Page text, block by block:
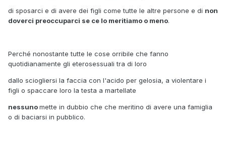
di sposarci e di avere dei figli come tutte le altre persone e di non
doverci preoccuparci se ce lo meritiamo o meno.
Perché nonostante tutte le cose orribile che fanno
quotidianamente gli eterosessuali tra di loro
dallo sciogliersi la faccia con l'acido per gelosia, a violentare i
figli o spaccare loro la testa a martellate
nessunomette in dubbio che che meritino di avere una famiglia
o di baciarsi in pubblico.